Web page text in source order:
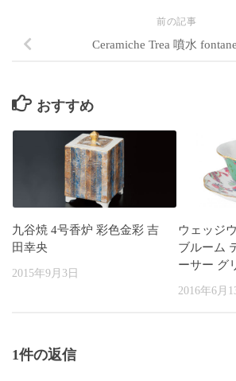
前の記事
Ceramiche Trea 噴水
おすすめ
九谷焼 4号香炉 彩色金彩 吉
田幸央
2015年9月3日
ウェッジ
ブルーム
ーサー グ
2016年6月
1件の返信